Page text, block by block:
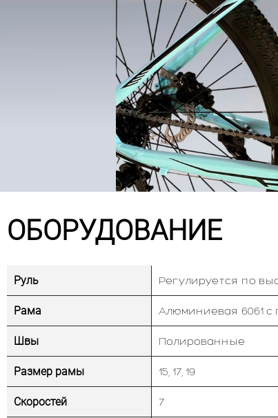
ОБОРУДОВАНИЕ
Руль Регулируется по
Рама Алюминиевая 6061
Швы Полированные
Размер рамы 15, 17, 19
Скоростей 7